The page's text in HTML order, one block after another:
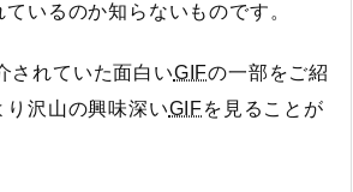
いるのか知らないものです。
されていた面白いGIFの一部をご紹
沢山の興味深いGIFを見ることが